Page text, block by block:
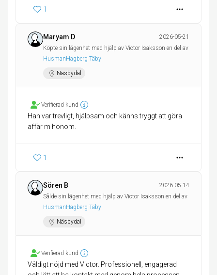
1
Maryam D
2026-05-21
Köpte sin lägenhet med hjälp av Victor Isaksson en del av
HusmanHagberg Täby
Näsbydal
Verifierad kund
Han var trevligt, hjälpsam och känns tryggt att göra
affär m honom.
1
Sören B
2026-05-14
Sålde sin lägenhet med hjälp av Victor Isaksson en del av
HusmanHagberg Täby
Näsbydal
Verifierad kund
Väldigt nöjd med Victor. Professionell, engagerad